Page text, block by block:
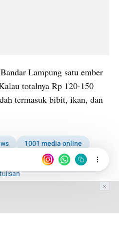
Lampung satu ember
totalnya Rp 120-150
termasuk bibit, ikan, dan
1001 media online